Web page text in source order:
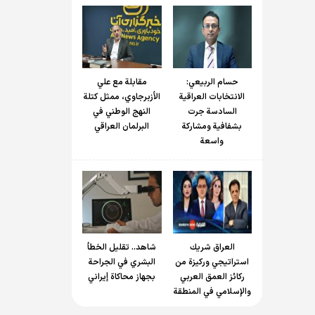
حسام الربیعي:
الانتخابات العراقية
السادسة جرت
بشفافية ومشاركة
واسعة
مقابلة مع علي
الأزبرجاوي، ممثل كتلة
النهج الوطني في
البرلمان العراقي
العراق شريك
استراتيجي وركيزة من
ركائز العمق العربي
والإسلامي في المنطقة
شاهد.. تقليل الخطأ
البشري في الجراحة
بجهاز محاكاة إيراني